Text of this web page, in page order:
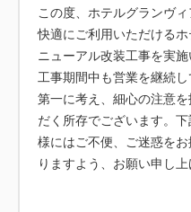
この度、ホテルグランヴ
快適にご利用いただける
ニューアル改装工事を実施
工事期間中も営業を継続
第一に考え、細心の注意
だく所存でございます。
様にはご不便、ご迷惑を
りますよう、お願い申し上